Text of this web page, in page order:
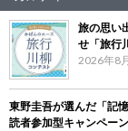
旅の思い
せ「旅行
2026年8
東野圭吾が選んだ「記
読者参加型キャンペーン